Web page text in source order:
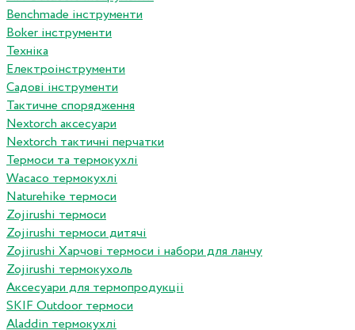
Benchmade інструменти
Boker інструменти
Техніка
Електроінструменти
Садові інструменти
Тактичне спорядження
Nextorch аксесуари
Nextorch тактичні перчатки
Термоси та термокухлі
Wacaco термокухлі
Naturehike термоси
Zojirushi термоси
Zojirushi термоси дитячі
Zojirushi Харчові термоси і набори для ланчу
Zojirushi термокухоль
Аксесуари для термопродукціі
SKIF Outdoor термоси
Aladdin термокухлі